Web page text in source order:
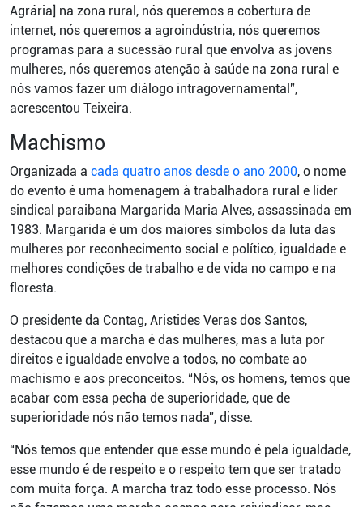
Agrária] na zona rural, nós queremos a cobertura de
internet, nós queremos a agroindústria, nós queremos
programas para a sucessão rural que envolva as jovens
mulheres, nós queremos atenção à saúde na zona rural e
nós vamos fazer um diálogo intragovernamental”,
acrescentou Teixeira.
Machismo
Organizada a cada quatro anos desde o ano 2000, o nome
do evento é uma homenagem à trabalhadora rural e líder
sindical paraibana Margarida Maria Alves, assassinada em
1983. Margarida é um dos maiores símbolos da luta das
mulheres por reconhecimento social e político, igualdade e
melhores condições de trabalho e de vida no campo e na
floresta.
O presidente da Contag, Aristides Veras dos Santos,
destacou que a marcha é das mulheres, mas a luta por
direitos e igualdade envolve a todos, no combate ao
machismo e aos preconceitos. “Nós, os homens, temos que
acabar com essa pecha de superioridade, que de
superioridade nós não temos nada”, disse.
“Nós temos que entender que esse mundo é pela igualdade,
esse mundo é de respeito e o respeito tem que ser tratado
com muita força. A marcha traz todo esse processo. Nós